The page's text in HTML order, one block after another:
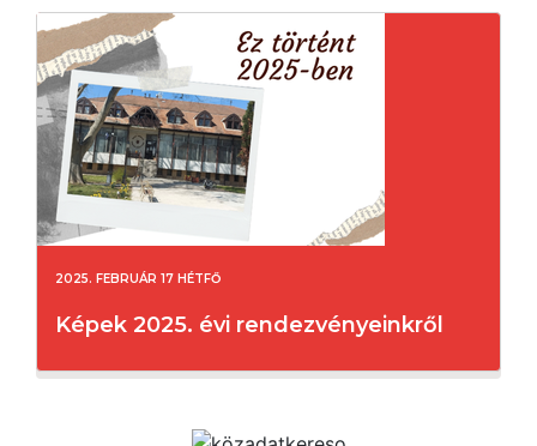
2025. FEBRUÁR 17 HÉTFŐ
Képek 2025. évi rendezvényeinkről